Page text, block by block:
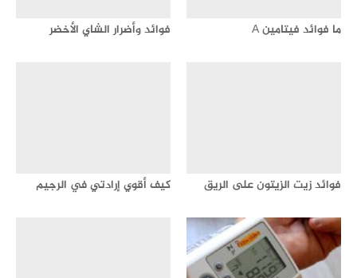
ما فوائد فيتامين A فوائد وأضرار الشاي الأخضر
فوائد زيت الزيتون على الريق كيف أقوي إرادتي في الرجيم